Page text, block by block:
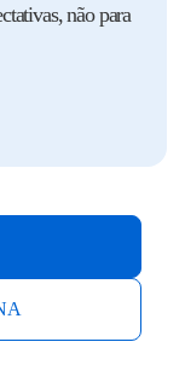
não para